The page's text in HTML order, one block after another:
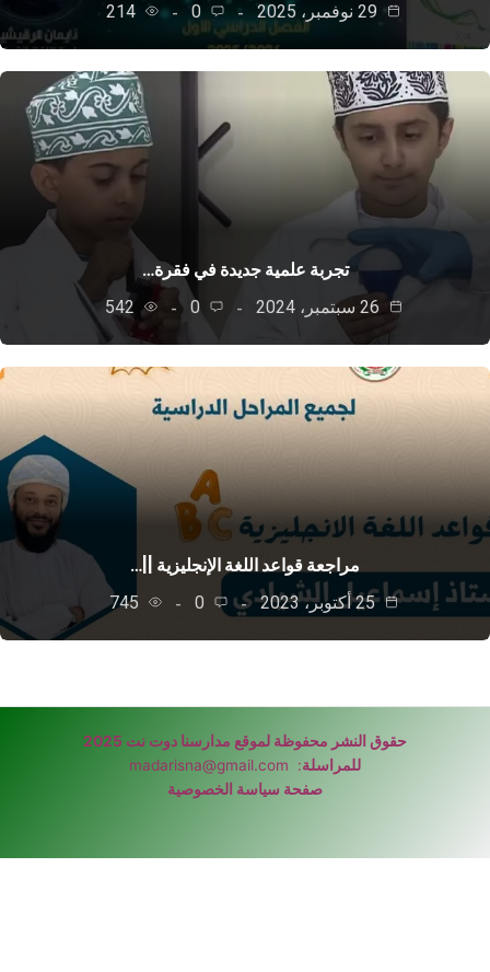
29 نوفمبر، 2025
0
214
تجربة علمية جديدة في فقرة…
0
542
مراجعة قواعد اللغة الإنجليزية ||…
25 أكتوبر، 2023
0
745
حقوق النشر محفوظة لموقع مدارسنا دوت نت 2025
للمراسلة:
madarisna@gmail.com
صفحة سياسة الخصوصية